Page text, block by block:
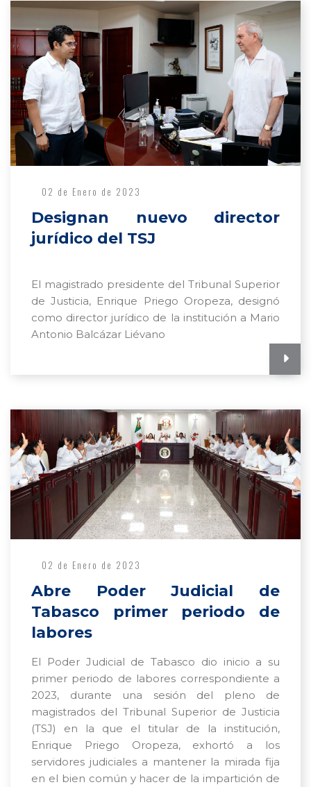
02 de Enero de 2023
Designan nuevo director
jurídico del TSJ
El magistrado presidente del Tribunal Superior
de Justicia, Enrique Priego Oropeza, designó
como director jurídico de la institución a Mario
Antonio Balcázar Liévano
02 de Enero de 2023
Abre Poder Judicial de
Tabasco primer periodo de
labores
El Poder Judicial de Tabasco dio inicio a su
primer periodo de labores correspondiente a
2023, durante una sesión del pleno de
magistrados del Tribunal Superior de Justicia
(TSJ) en la que el titular de la institución,
Enrique Priego Oropeza, exhortó a los
servidores judiciales a mantener la mirada fija
en el bien común y hacer de la impartición de